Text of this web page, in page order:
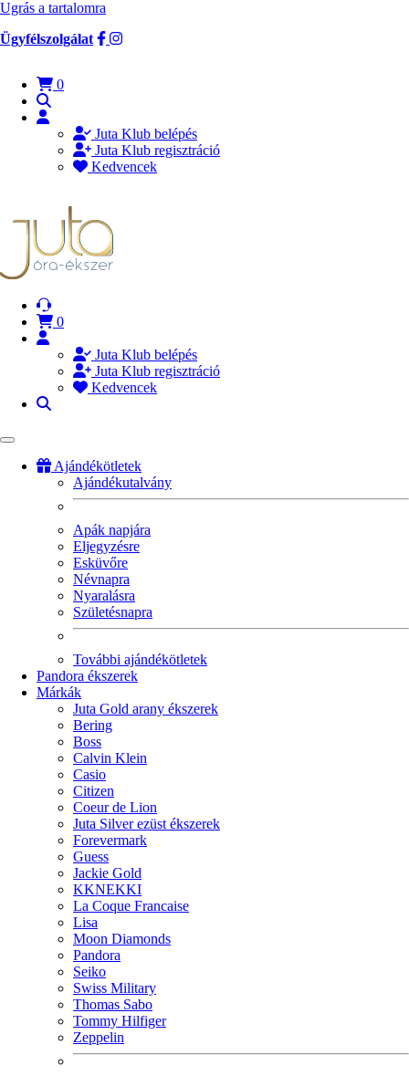
Ugrás a tartalomra
Ügyfélszolgálat
0
Juta Klub belépés
Juta Klub regisztráció
Kedvencek
0
Juta Klub belépés
Juta Klub regisztráció
Kedvencek
Ajándékötletek
Ajándékutalvány
Apák napjára
Eljegyzésre
Esküvőre
Névnapra
Nyaralásra
Születésnapra
További ajándékötletek
Pandora ékszerek
Márkák
Juta Gold arany ékszerek
Bering
Boss
Calvin Klein
Casio
Citizen
Coeur de Lion
Juta Silver ezüst ékszerek
Forevermark
Guess
Jackie Gold
KKNEKKI
La Coque Francaise
Lisa
Moon Diamonds
Pandora
Seiko
Swiss Military
Thomas Sabo
Tommy Hilfiger
Zeppelin